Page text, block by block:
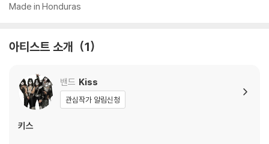
Made in Honduras
아티스트 소개 1
밴드 Kiss
관심작가 알림신청
키스